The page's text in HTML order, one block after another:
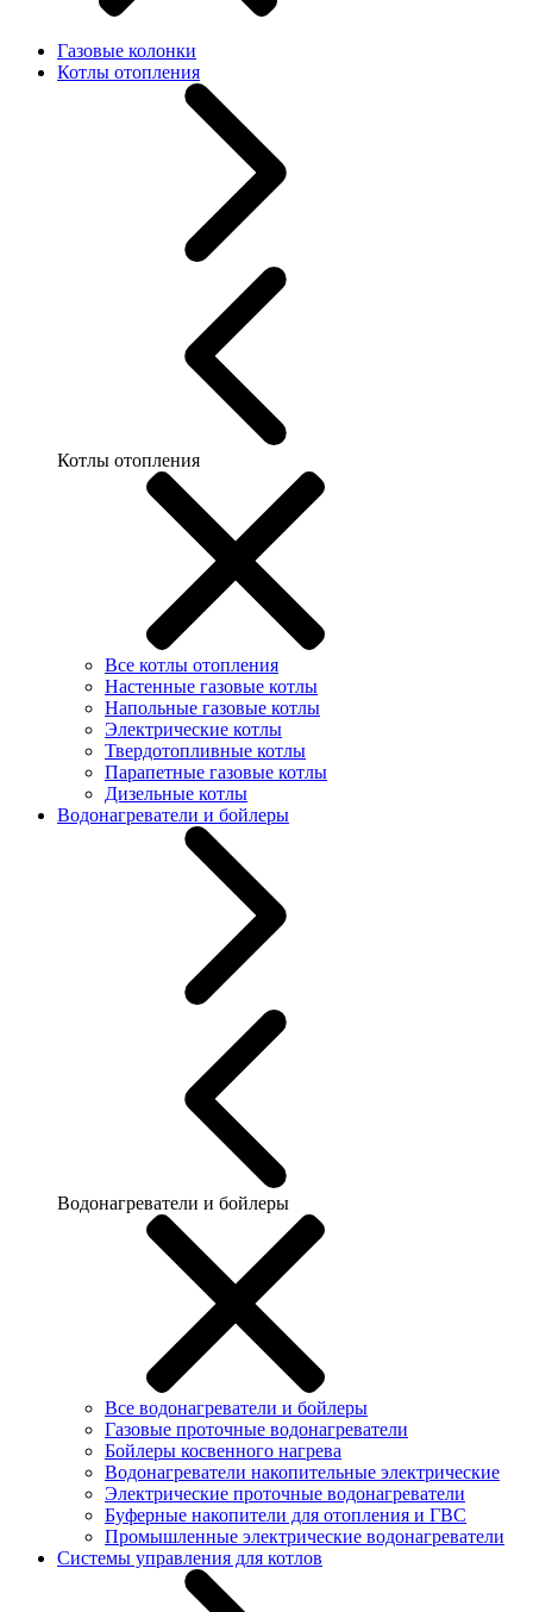
Газовые колонки
Котлы отопления
Котлы отопления
Все котлы отопления
Настенные газовые котлы
Напольные газовые котлы
Электрические котлы
Твердотопливные котлы
Парапетные газовые котлы
Дизельные котлы
Водонагреватели и бойлеры
Водонагреватели и бойлеры
Все водонагреватели и бойлеры
Газовые проточные водонагреватели
Бойлеры косвенного нагрева
Водонагреватели накопительные электрические
Электрические проточные водонагреватели
Буферные накопители для отопления и ГВС
Промышленные электрические водонагреватели
Системы управления для котлов